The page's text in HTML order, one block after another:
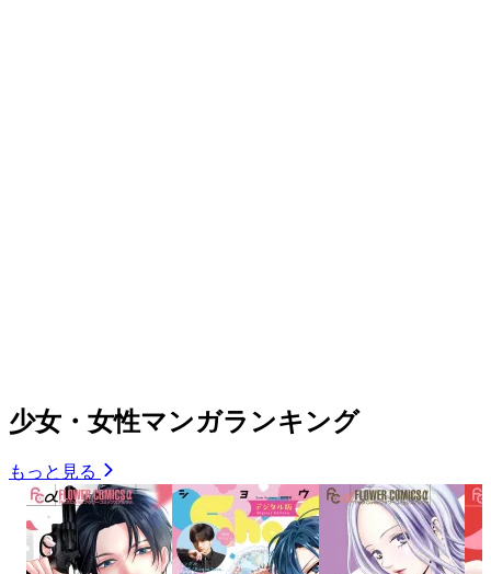
少女・女性マンガランキング
もっと見る